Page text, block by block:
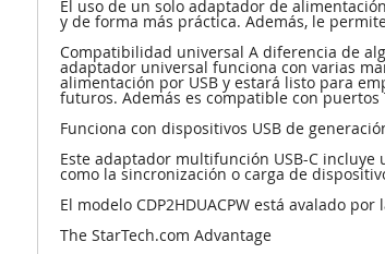
El uso de un solo adaptador de
y de forma más práctica. Además, le
Compatibilidad universal A diferencia de
adaptador universal funciona con varias
alimentación por USB y estará listo para
futuros. Además es compatible con
Funciona con dispositivos USB de
Este adaptador multifunción USB-C
como la sincronización o carga de
El modelo CDP2HDUACPW está avalado
The StarTech.com Advantage